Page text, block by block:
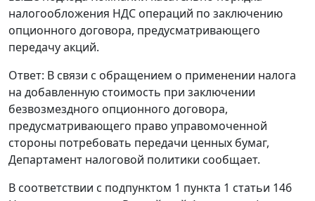
налогообложения НДС операций по заключению
опционного договора, предусматривающего
передачу акций.
Ответ: В связи с обращением о применении налога
на добавленную стоимость при заключении
безвозмездного опционного договора,
предусматривающего право управомоченной
стороны потребовать передачи ценных бумаг,
Департамент налоговой политики сообщает.
В соответствии с подпунктом 1 пункта 1 статьи 146